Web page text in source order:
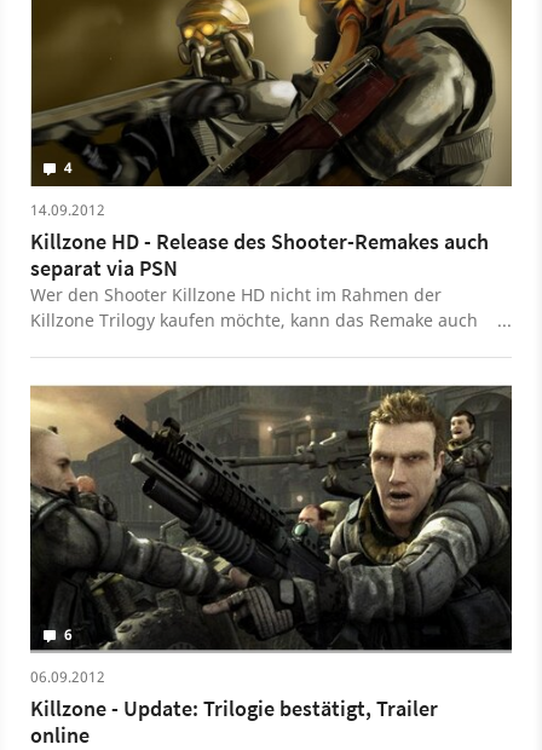
4
14.09.2012
Killzone HD - Release des Shooter-Remakes auch
separat via PSN
Wer den Shooter Killzone HD nicht im Rahmen der
Killzone Trilogy kaufen möchte, kann das Remake auch
6
06.09.2012
Killzone - Update: Trilogie bestätigt, Trailer
online